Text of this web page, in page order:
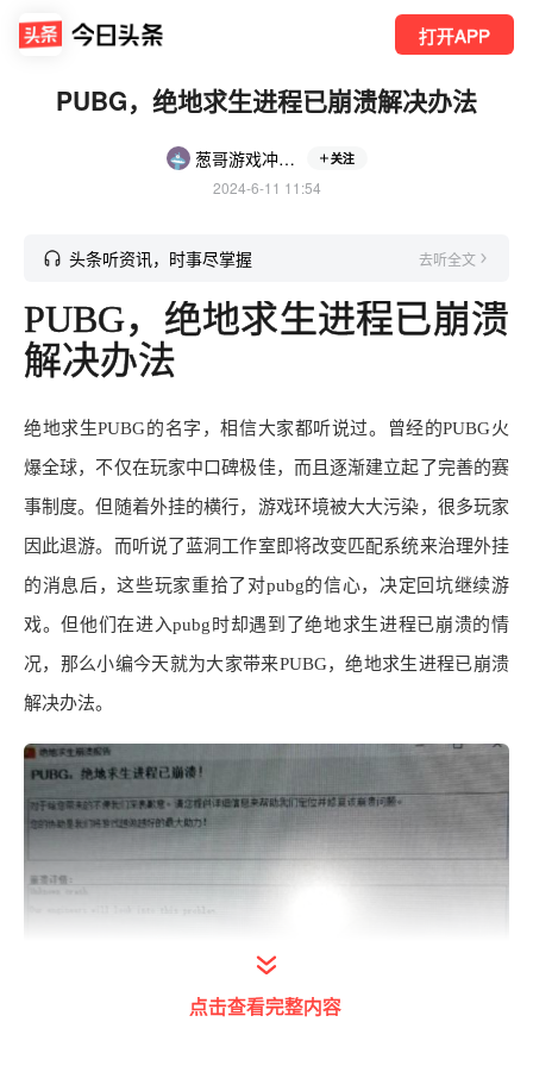
打开APP
PUBG，绝地求生进程已崩溃解决办法
葱哥游戏冲锋舟 关注
2024-6-11 11:54
头条听资讯，时事尽掌握 去听全文
PUBG，绝地求生进程已崩溃
解决办法
绝地求生PUBG的名字，相信大家都听说过。曾经的PUBG火
爆全球，不仅在玩家中口碑极佳，而且逐渐建立起了完善的赛
事制度。但随着外挂的横行，游戏环境被大大污染，很多玩家
因此退游。而听说了蓝洞工作室即将改变匹配系统来治理外挂
的消息后，这些玩家重拾了对pubg的信心，决定回坑继续游
戏。但他们在进入pubg 时却遇到了绝地求生进程已崩溃的情
况，那么小编今天就为大家带来PUBG，绝地求生进程已崩溃
解决办法。
点击查看完整内容